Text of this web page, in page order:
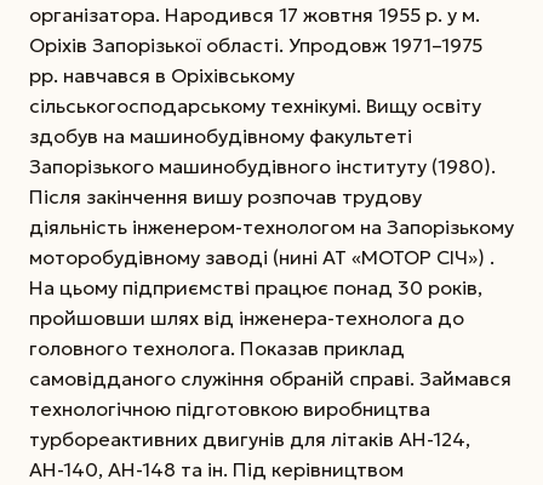
організатора. Народився 17 жовтня 1955 р. у м.
Оріхів Запорізької області. Упродовж 1971–1975
рр. навчався в Оріхівському
сільськогосподарському технікумі. Вищу освіту
здобув на машинобудівному факультеті
Запорізького машинобудівного інституту (1980).
Після закінчення вишу розпочав трудову
діяльність інженером-технологом на Запорізькому
моторобудівному заводі (нині АТ «МОТОР СІЧ») .
На цьому підприємстві працює понад 30 років,
пройшовши шлях від інженера-технолога до
головного технолога. Показав приклад
самовідданого служіння обраній справі. Займався
технологічною підготовкою виробництва
турбореактивних двигунів для літаків АН-124,
АН-140, АН-148 та ін. Під керівництвом